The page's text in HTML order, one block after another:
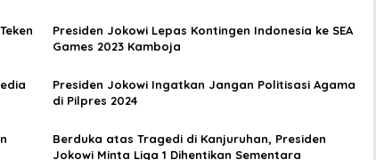
Presiden Jokowi Lepas Kontingen Indonesia ke SEA
Games 2023 Kamboja
Presiden Jokowi Ingatkan Jangan Politisasi Agama
di Pilpres 2024
Berduka atas Tragedi di Kanjuruhan, Presiden
Jokowi Minta Liga 1 Dihentikan Sementara